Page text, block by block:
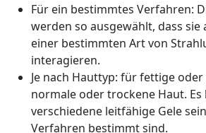
Für ein bestimmtes Verfahren:
werden so ausgewählt, dass sie
einer bestimmten Art von
interagieren.
Je nach Hauttyp: für fettige
normale oder trockene Haut. Es
verschiedene leitfähige Gele
Verfahren bestimmt sind.